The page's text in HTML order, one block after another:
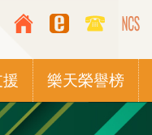
Top
Media
Icon
Button
樂天榮譽榜